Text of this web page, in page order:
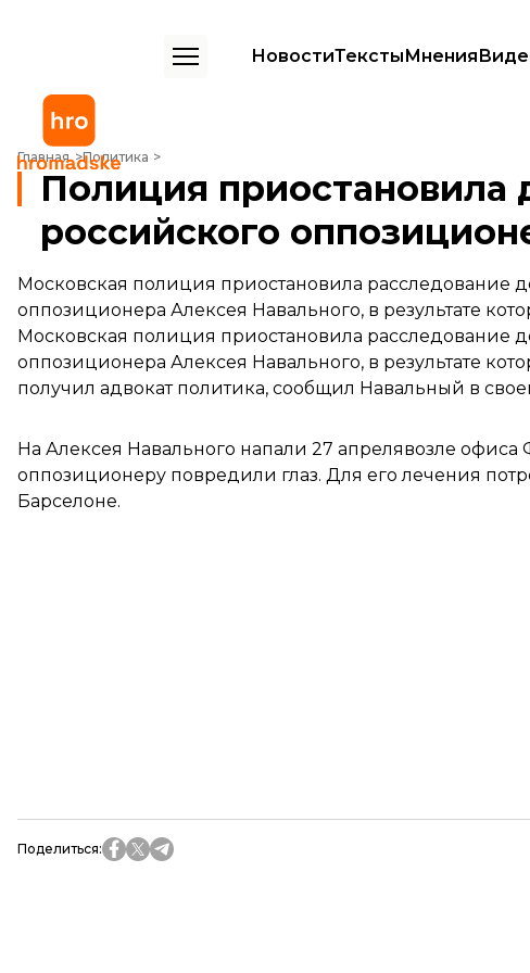
НовостиТекстыМнения
Главная Политика
Полиция приостановила дело о нападении на российского
Полиция приостановила
российского
Московская полиция приостановила расследование
оппозиционера Алексея Навального, в результате
Московская полиция приостановила расследование
оппозиционера Алексея Навального, в результате
получил адвокат политика, сообщил Навальный в
На Алексея Навального напали 27 апрелявозле
оппозиционеру повредили глаз. Для его лечения
Барселоне.
Поделиться: